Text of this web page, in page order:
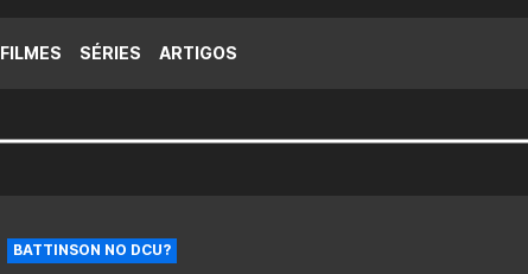
FILMES SÉRIES ARTIGOS
BATTINSON NO DCU?